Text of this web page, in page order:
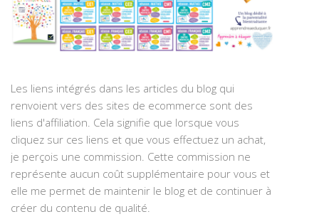
Les liens intégrés dans les articles du blog qui
renvoient vers des sites de ecommerce sont des
liens d'affiliation. Cela signifie que lorsque vous
cliquez sur ces liens et que vous effectuez un achat,
je perçois une commission. Cette commission ne
représente aucun coût supplémentaire pour vous et
elle me permet de maintenir le blog et de continuer à
créer du contenu de qualité.